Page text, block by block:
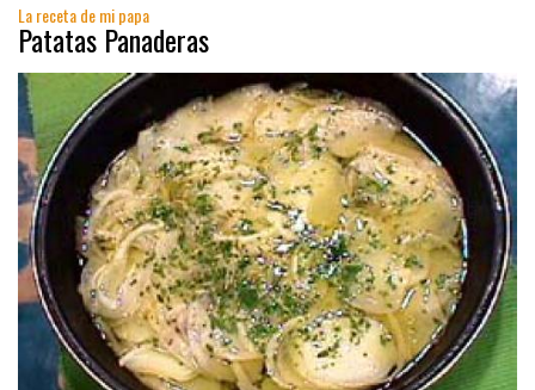
La receta de mi papa
Patatas Panaderas